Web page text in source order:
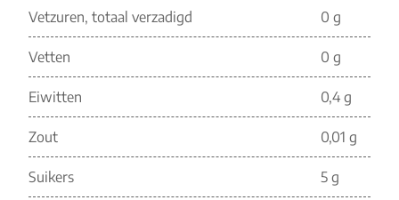
Vetzuren, totaal verzadigd 0 g
Vetten 0 g
Eiwitten 0,4 g
Zout 0,01 g
Suikers 5 g